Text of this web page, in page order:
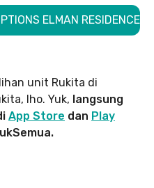
ELMAN RESIDENCE
unit Rukita di
lho. Yuk, langsung
App Store dan Play